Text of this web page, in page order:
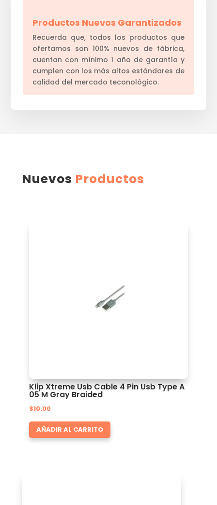
Productos Nuevos Garantizados
Recuerda que, todos los productos que
ofertamos son 100% nuevos de fábrica,
cuentan con mínimo 1 año de garantía y
cumplen con los más altos estándares de
calidad del mercado teconológico.
Nuevos Productos
Klip Xtreme Usb Cable 4 Pin Usb Type A
05 M Gray Braided
$10.00
AÑADIR AL CARRITO